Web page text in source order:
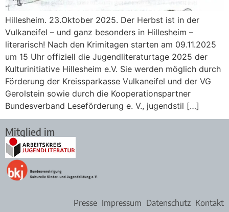
Hillesheim. 23.Oktober 2025. Der Herbst ist in der
Vulkaneifel – und ganz besonders in Hillesheim –
literarisch! Nach den Krimitagen starten am 09.11.2025
um 15 Uhr offiziell die Jugendliteraturtage 2025 der
Kulturinitiative Hillesheim e.V. Sie werden möglich durch
Förderung der Kreissparkasse Vulkaneifel und der VG
Gerolstein sowie durch die Kooperationspartner
Bundesverband Leseförderung e. V., jugendstil […]
Mitglied im
Presse Impressum Datenschutz Kontakt